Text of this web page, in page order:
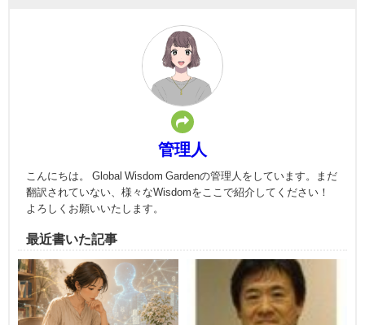
管理人
こんにちは。 Global Wisdom Gardenの管理人をしています。まだ
翻訳されていない、様々なWisdomをここで紹介してください！
よろしくお願いいたします。
最近書いた記事